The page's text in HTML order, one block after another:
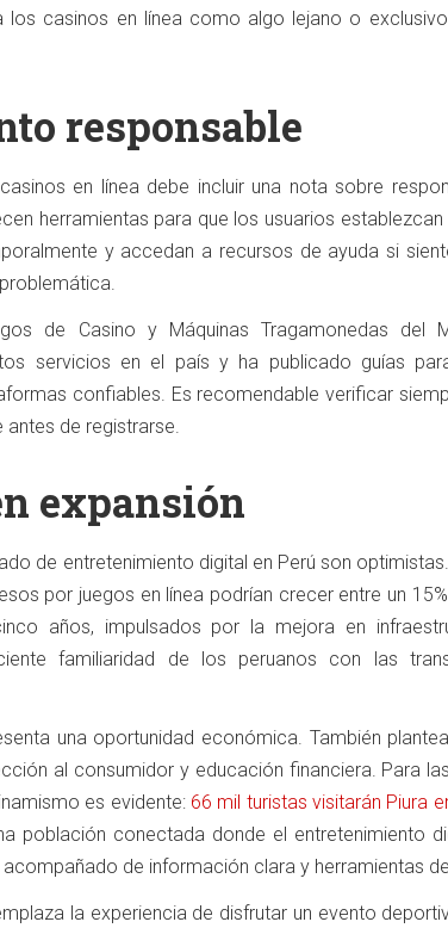
los casinos en línea como algo lejano o
responsable
en línea debe incluir una nota sobre
herramientas para que los usuarios establezcan
y accedan a recursos de ayuda si
de Casino y Máquinas Tragamonedas del
servicios en el país y ha publicado guías
confiables. Es recomendable verificar
de registrarse.
expansión
de entretenimiento digital en Perú son
por juegos en línea podrían crecer entre un
años, impulsados ​​por la mejora en
familiaridad de los peruanos con las
una oportunidad económica. También
al consumidor y educación financiera. Para
es evidente: 66 mil turistas visitarán Piura
población conectada donde el entretenimiento
de información clara y herramientas
la experiencia de disfrutar un evento